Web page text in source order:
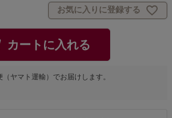
お気に入りに登録する
カートに入れる
（ヤマト運輸） でお届けします。